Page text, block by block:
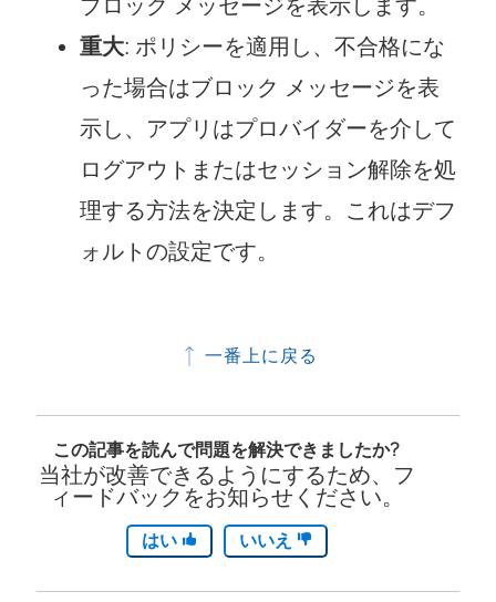
重大: ポリシーを適用し、不合格にな
った場合はブロック メッセージを表
示し、アプリはプロバイダーを介して
ログアウトまたはセッション解除を処
理する方法を決定します。これはデフ
ォルトの設定です。
一番上に戻る
この記事を読んで問題を解決できましたか?
当社が改善できるようにするため、フ
ィードバックをお知らせください。
はい いいえ